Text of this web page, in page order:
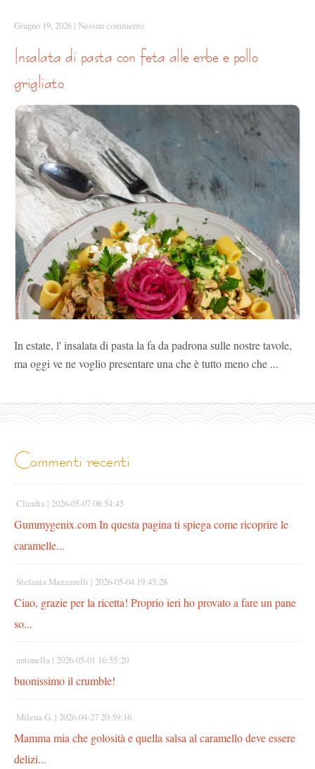
Giugno 19, 2026 | Nessun commento
grigliato
In estate, l' insalata di pasta la fa da padrona sulle nostre tavole,
ma oggi ve ne voglio presentare una che è tutto meno che ...
commenti recenti
Claudia | 2026-05-07 08:54:45
Gummygenix.com In questa pagina ti spiega come ricoprire le
caramelle...
Stefania Mazzarelli | 2026-05-04 19:45:28
Ciao, grazie per la ricetta! Proprio ieri ho provato a fare un pane
so...
antonella | 2026-05-01 16:55:20
buonissimo il crumble!
Milena G. | 2026-04-27 20:59:16
Mamma mia che golosità e quella salsa al caramello deve essere
delizi...